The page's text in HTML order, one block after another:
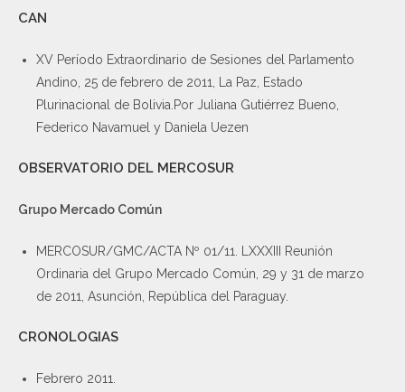
CAN
XV Período Extraordinario de Sesiones del Parlamento
Andino, 25 de febrero de 2011, La Paz, Estado
Plurinacional de Bolivia.Por Juliana Gutiérrez Bueno,
Federico Navamuel y Daniela Uezen
OBSERVATORIO DEL MERCOSUR
Grupo Mercado Común
MERCOSUR/GMC/ACTA Nº 01/11. LXXXIII Reunión
Ordinaria del Grupo Mercado Común, 29 y 31 de marzo
de 2011, Asunción, República del Paraguay.
CRONOLOGIAS
Febrero 2011.